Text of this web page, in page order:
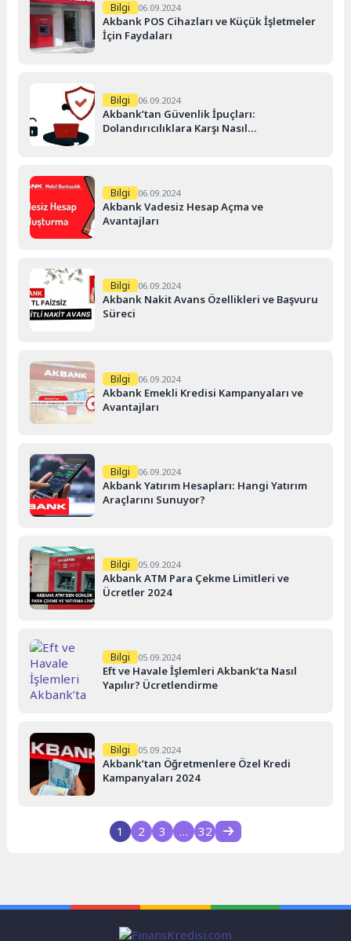
Bilgi 06.09.2024
Akbank POS Cihazları ve Küçük İşletmeler
İçin Faydaları
Bilgi 06.09.2024
Akbank’tan Güvenlik İpuçları:
Dolandırıcılıklara Karşı Nasıl
Bilgi 06.09.2024
Akbank Vadesiz Hesap Açma ve
Avantajları
Bilgi 06.09.2024
Akbank Nakit Avans Özellikleri ve Başvuru
Süreci
Bilgi 06.09.2024
Akbank Emekli Kredisi Kampanyaları ve
Avantajları
Bilgi 06.09.2024
Akbank Yatırım Hesapları: Hangi Yatırım
Araçlarını Sunuyor?
Bilgi 05.09.2024
Akbank ATM Para Çekme Limitleri ve
Ücretler 2024
Bilgi 05.09.2024
Eft ve Havale İşlemleri Akbank’ta Nasıl
Yapılır? Ücretlendirme
Bilgi 05.09.2024
Akbank’tan Öğretmenlere Özel Kredi
Kampanyaları 2024
1 2 3 … 32